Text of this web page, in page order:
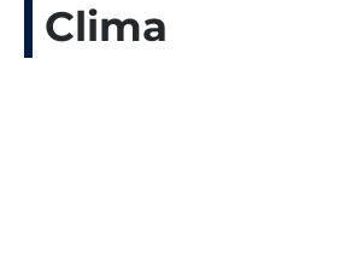
Clima